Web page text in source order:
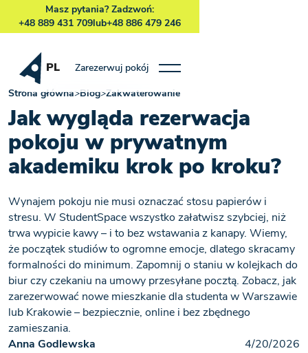
Masz pytania? Zadzwoń:
+48 889 431 709lub+48 886 479 246
PL
Zarezerwuj pokój
Strona główna>Blog>Zakwaterowanie
Jak wygląda rezerwacja
pokoju w prywatnym
akademiku krok po kroku?
Wynajem pokoju nie musi oznaczać stosu papierów i
stresu. W StudentSpace wszystko załatwisz szybciej, niż
trwa wypicie kawy – i to bez wstawania z kanapy. Wiemy,
że początek studiów to ogromne emocje, dlatego skracamy
formalności do minimum. Zapomnij o staniu w kolejkach do
biur czy czekaniu na umowy przesyłane pocztą. Zobacz, jak
zarezerwować nowe mieszkanie dla studenta w Warszawie
lub Krakowie – bezpiecznie, online i bez zbędnego
zamieszania.
Anna Godlewska
4/20/2026